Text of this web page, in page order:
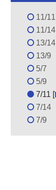
11/11
11/14
13/14
13/9
5/7
5/9
7/11 [
7/14
7/9